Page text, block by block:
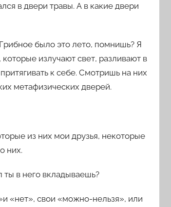
в двери травы. А в какие двери
было это лето, помнишь? Я
излучают свет, разливают в
к себе. Смотришь на них
метафизических дверей.
из них мои друзья, некоторые
них.
ты в него вкладываешь?
«нет», свои «можно-нельзя», или